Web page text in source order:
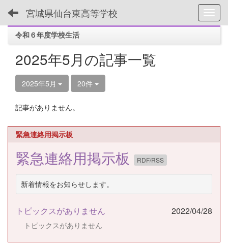
宮城県仙台東高等学校
令和６年度学校生活
2025年5月の記事一覧
2025年5月 20件
記事がありません。
緊急連絡用掲示板
緊急連絡用掲示板 RDF/RSS
新着情報をお知らせします。
トピックスがありません 2022/04/28
トピックスがありません